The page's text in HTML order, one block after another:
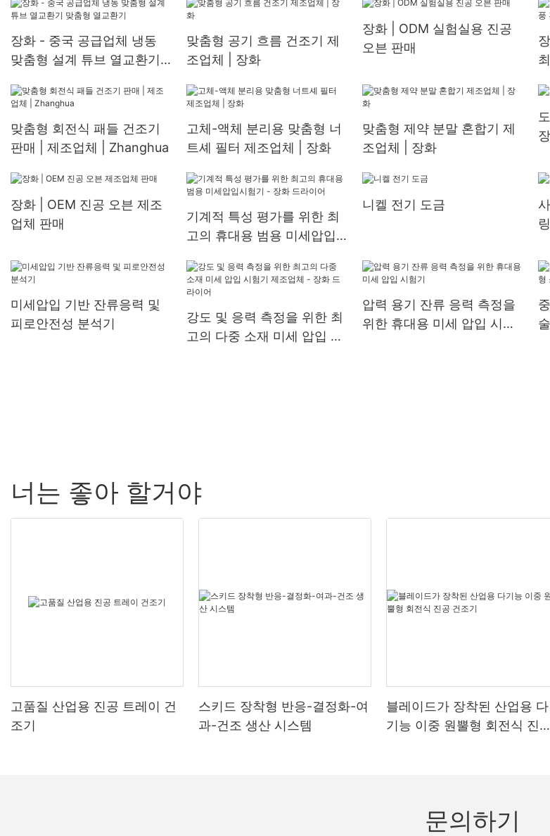
장화 - 중국 공급업체 냉동
맞춤형 설계 튜브 열교환기
맞춤형 공기 흐름 건조기 제
조업체 | 장화
장화 | ODM 실험실용 진공
오븐 판매
맞춤형 회전식 패들 건조기
판매 | 제조업체 | Zhanghua
고체-액체 분리용 맞춤형 너
트셰 필터 제조업체 | 장화
맞춤형 제약 분말 혼합기 제
조업체 | 장화
장화 | OEM 진공 오븐 제조
업체 판매
기계적 특성 평가를 위한 최
고의 휴대용 범용 미세압입
니켈 전기 도금
미세압입 기반 잔류응력 및
피로안전성 분석기
강도 및 응력 측정을 위한 최
고의 다중 소재 미세 압입 시
압력 용기 잔류 응력 측정을
위한 휴대용 미세 압입 시험
너는 좋아 할거야
고품질 산업용 진공 트레이 건
조기
스키드 장착형 반응-결정화-여
과-건조 생산 시스템
블레이드가 장착된 산업용 다
기능 이중 원뿔형 회전식 진공
문의하기